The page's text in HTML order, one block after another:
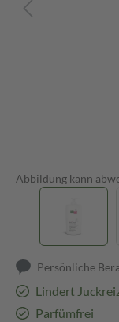
Abbildung kann
Persönliche
Lindert
Parfümfrei